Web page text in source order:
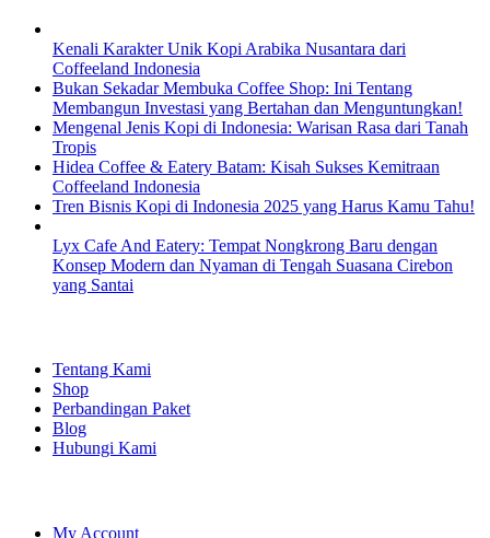
Kenali Karakter Unik Kopi Arabika Nusantara dari
Coffeeland Indonesia
Bukan Sekadar Membuka Coffee Shop: Ini Tentang
Membangun Investasi yang Bertahan dan Menguntungkan!
Mengenal Jenis Kopi di Indonesia: Warisan Rasa dari Tanah
Tropis
Hidea Coffee & Eatery Batam: Kisah Sukses Kemitraan
Coffeeland Indonesia
Tren Bisnis Kopi di Indonesia 2025 yang Harus Kamu Tahu!
Lyx Cafe And Eatery: Tempat Nongkrong Baru dengan
Konsep Modern dan Nyaman di Tengah Suasana Cirebon
yang Santai
Tentang Kami
Shop
Perbandingan Paket
Blog
Hubungi Kami
My Account